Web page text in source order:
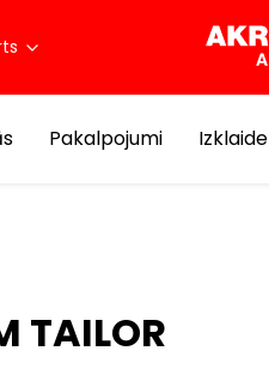
Pakalpojumi Izklaide
TAILOR